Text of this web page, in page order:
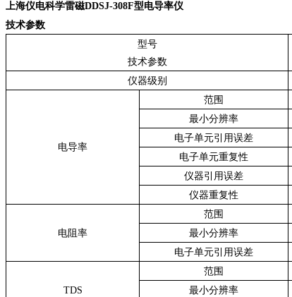
上海仪电科学雷磁DDSJ-308F型电导率仪
技术参数
型号
技术参数
仪器级别
电导率
范围
最小分辨率
电子单元引用误差
电子单元重复性
仪器引用误差
仪器重复性
电阻率
范围
最小分辨率
电子单元引用误差
TDS
范围
最小分辨率